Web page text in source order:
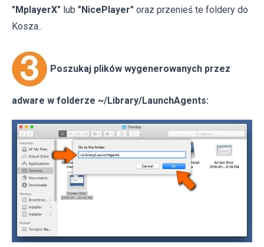
"MplayerX" lub "NicePlayer" oraz przenieś te foldery do
Kosza..
Poszukaj plików wygenerowanych przez
adware w folderze ~/Library/LaunchAgents: